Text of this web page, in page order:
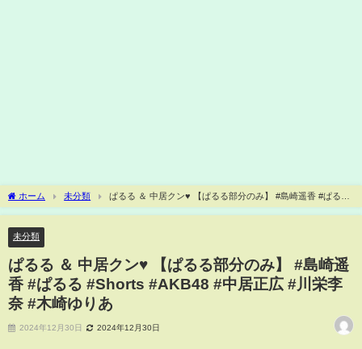
ホーム 未分類
ぱるる ＆ 中居クン♥️ 【ぱるる部分のみ】 #島崎遥香 #ぱるる
#Shorts #AKB48 #中居正広 #川栄李奈 #木崎ゆりあ
未分類
ぱるる ＆ 中居クン♥️ 【ぱるる部分のみ】 #島崎遥
香 #ぱるる #Shorts #AKB48 #中居正広 #川栄李
奈 #木崎ゆりあ
2024年12月30日 2024年12月30日